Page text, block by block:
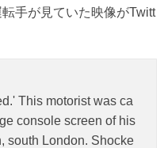
手が見ていた映像がTwitt
This motorist was ca
console screen of his
south London. Shocke